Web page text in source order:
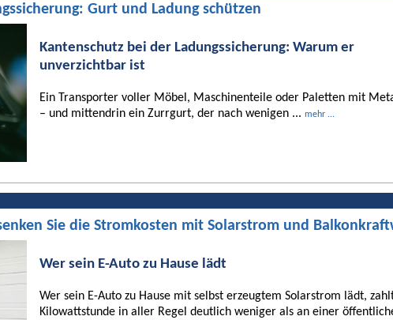
Gurt und Ladung schützen
Kantenschutz bei der Ladungssicherung: Warum er
unverzichtbar ist
Ein Transporter voller Möbel, Maschinenteile oder Paletten mit
– und mittendrin ein Zurrgurt, der nach wenigen ... mehr ...
Sie die Stromkosten mit Solarstrom und
Wer sein E-Auto zu Hause lädt
Wer sein E-Auto zu Hause mit selbst erzeugtem Solarstrom lädt,
Kilowattstunde in aller Regel deutlich weniger als an einer